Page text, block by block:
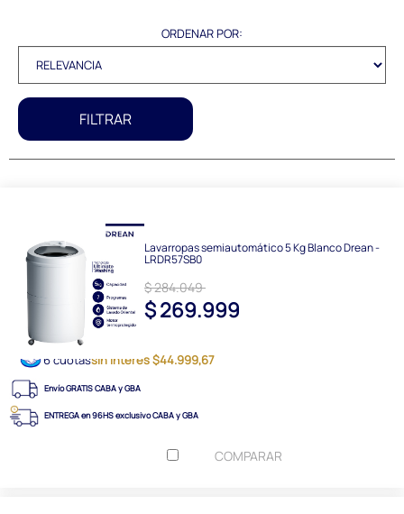
ORDENAR POR:
FILTRAR
Lavarropas semiautomático 5 Kg Blanco Drean -
LRDR57SB0
$ 284.049
$ 269.999
6 cuotassin interés $44.999,67
Envío GRATIS CABA y GBA
ENTREGA en 96HS exclusivo CABA y GBA
COMPARAR